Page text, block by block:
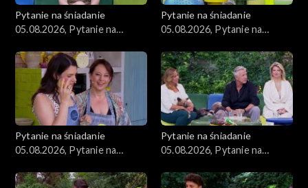
Ludzie
Zdrowie
Porady
Czerwony Dywan
Pytanie na śniadanie
05.08.2026, Pytanie na
Pytanie na śniadanie
05.08.2026, Pytanie na
Pytanie na śniadanie
05.08.2026, Pytanie na
Pytanie na śniadanie
05.08.2026, Pytanie na